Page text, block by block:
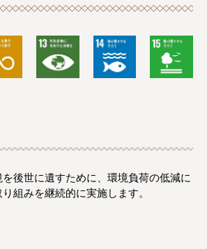
後世に遺すために、環境負荷の低減に
組みを継続的に実施します。